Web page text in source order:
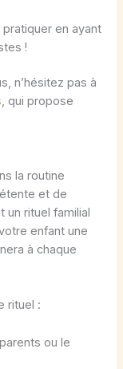
en ayant
!
n’hésitez pas à
, qui propose
la routine
et de
un rituel familial
enfant une
à chaque
rituel :
ou le